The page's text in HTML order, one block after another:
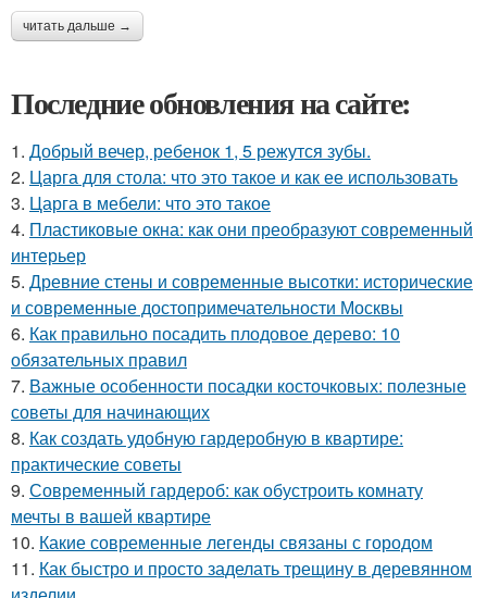
читать дальше →
Последние обновления на сайте:
1. Добрый вечер, ребенок 1, 5 режутся зубы.
2. Царга для стола: что это такое и как ее использовать
3. Царга в мебели: что это такое
4. Пластиковые окна: как они преобразуют современный
интерьер
5. Древние стены и современные высотки: исторические
и современные достопримечательности Москвы
6. Как правильно посадить плодовое дерево: 10
обязательных правил
7. Важные особенности посадки косточковых: полезные
советы для начинающих
8. Как создать удобную гардеробную в квартире:
практические советы
9. Современный гардероб: как обустроить комнату
мечты в вашей квартире
10. Какие современные легенды связаны с городом
11. Как быстро и просто заделать трещину в деревянном